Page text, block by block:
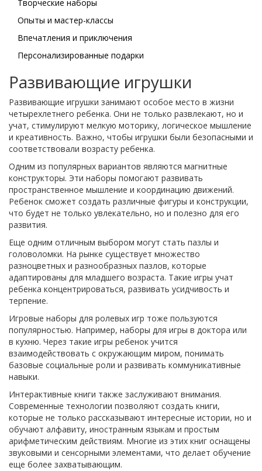
Творческие наборы
Опыты и мастер-классы
Впечатления и приключения
Персонализированные подарки
Развивающие игрушки
Развивающие игрушки занимают особое место в жизни
четырехлетнего ребенка. Они не только развлекают, но и
учат, стимулируют мелкую моторику, логическое мышление
и креативность. Важно, чтобы игрушки были безопасными и
соответствовали возрасту ребенка.
Одним из популярных вариантов являются магнитные
конструкторы. Эти наборы помогают развивать
пространственное мышление и координацию движений.
Ребенок сможет создать различные фигуры и конструкции,
что будет не только увлекательно, но и полезно для его
развития.
Еще одним отличным выбором могут стать пазлы и
головоломки. На рынке существует множество
разноцветных и разнообразных пазлов, которые
адаптированы для младшего возраста. Такие игры учат
ребенка концентрироваться, развивать усидчивость и
терпение.
Игровые наборы для ролевых игр тоже пользуются
популярностью. Например, наборы для игры в доктора или
в кухню. Через такие игры ребенок учится
взаимодействовать с окружающим миром, понимать
базовые социальные роли и развивать коммуникативные
навыки.
Интерактивные книги также заслуживают внимания.
Современные технологии позволяют создать книги,
которые не только рассказывают интересные истории, но и
обучают алфавиту, иностранным языкам и простым
арифметическим действиям. Многие из этих книг оснащены
звуковыми и сенсорными элементами, что делает обучение
еще более захватывающим.